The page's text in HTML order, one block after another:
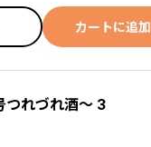
カートに追加
つれづれ酒～ 3